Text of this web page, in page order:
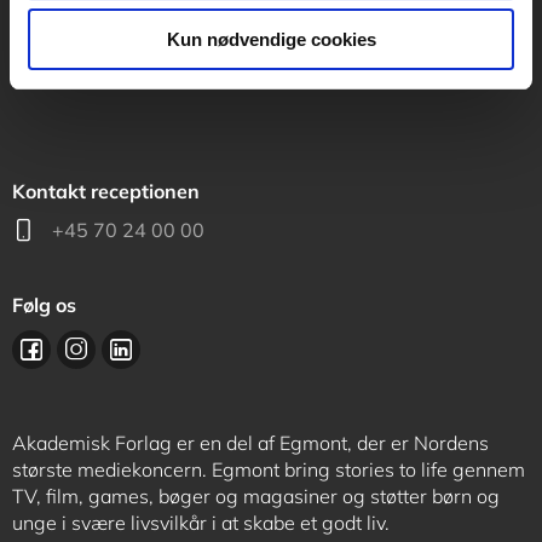
Kun nødvendige cookies
support@akademisk.dk
Kontakt receptionen
+45 70 24 00 00
Følg os
Akademisk Forlag er en del af Egmont, der er Nordens
største mediekoncern. Egmont bring stories to life gennem
TV, film, games, bøger og magasiner og støtter børn og
unge i svære livsvilkår i at skabe et godt liv.